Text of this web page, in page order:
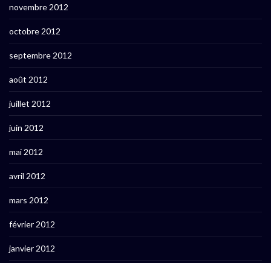
novembre 2012
octobre 2012
septembre 2012
août 2012
juillet 2012
juin 2012
mai 2012
avril 2012
mars 2012
février 2012
janvier 2012